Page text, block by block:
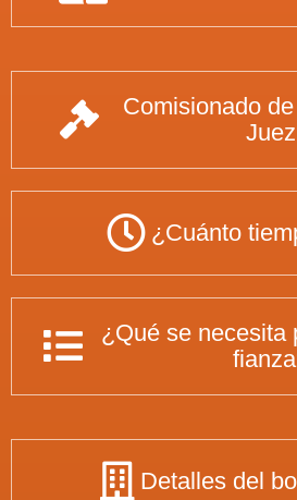
Comisionado
Juez
¿Cuánto
¿Qué se necesita
Detalles del